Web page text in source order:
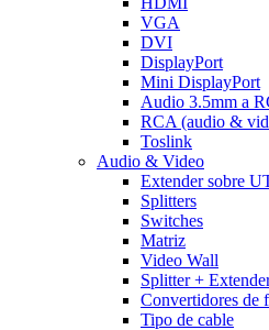
VGA
DVI
DisplayPort
Mini DisplayPort
Audio 3.5mm a
RCA (audio &
Toslink
Audio & Video
Extender sobre
Splitters
Switches
Matriz
Video Wall
Splitter +
Convertidores de
Tipo de cable